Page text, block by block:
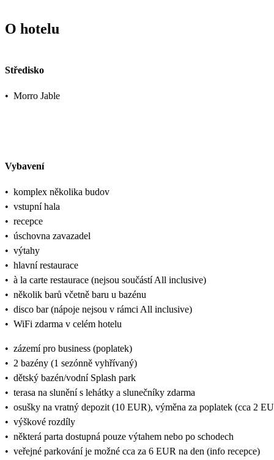
O hotelu
Středisko
• Morro Jable
Vybavení
• komplex několika budov
• vstupní hala
• recepce
• úschovna zavazadel
• výtahy
• hlavní restaurace
• à la carte restaurace (nejsou součástí All inclusive)
• několik barů včetně baru u bazénu
• disco bar (nápoje nejsou v rámci All inclusive)
• WiFi zdarma v celém hotelu
• zázemí pro business (poplatek)
• 2 bazény (1 sezónně vyhřívaný)
• dětský bazén/vodní Splash park
• terasa na slunění s lehátky a slunečníky zdarma
• osušky na vratný depozit (10 EUR), výměna za poplatek (cca 2
• výškové rozdíly
• některá parta dostupná pouze výtahem nebo po schodech
• veřejné parkování je možné cca za 6 EUR na den (info recepce)